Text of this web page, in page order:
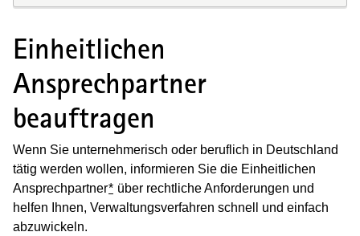
Einheitlichen
Ansprechpartner
beauftragen
Wenn Sie unternehmerisch oder beruflich in Deutschland
tätig werden wollen, informieren Sie die Einheitlichen
Ansprechpartner* über rechtliche Anforderungen und
helfen Ihnen, Verwaltungsverfahren schnell und einfach
abzuwickeln.